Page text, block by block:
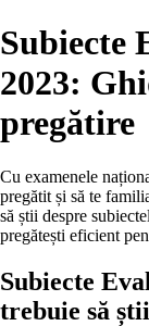
Subiecte
2023:
pregătire
Cu examenele
pregătit și să te
să știi despre
pregătești eficient
Subiecte
trebuie să știi